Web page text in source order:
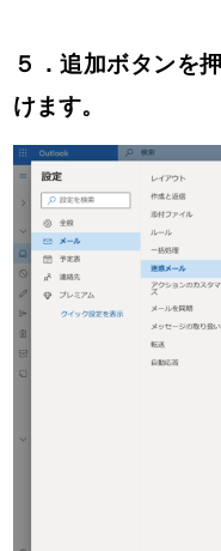
５．追加ボタンを
けます。